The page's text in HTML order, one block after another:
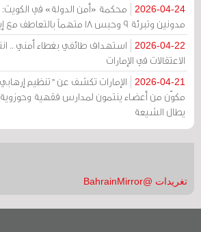
2026-04-24
مدونين وتبرئة 9 وحبس 18 متهماً بالتعاطف مع إيران
2026-04-22
استهداف طائفي بغطاء أمني ..
الاعتقالات في الإمارات
2026-04-21
الإمارات تكشف عن "تنظيم
مكوّن من أعضاء ينتمون لمدارس فقهية
يطال الشيعة
تغريدات @BahrainMirror